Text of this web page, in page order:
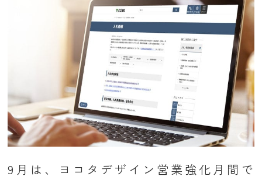
9月は、ヨコタデザイン営業強化月間で